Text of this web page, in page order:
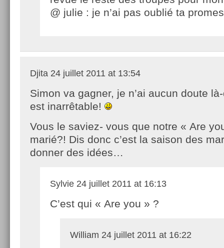
@ julie : je n’ai pas oublié ta
Djita 24 juillet 2011 at 13:54
Simon va gagner, je n’ai aucun doute
est inarrêtable!
Vous le saviez- vous que notre « Are
marié?! Dis donc c’est la saison des
donner des idées…
Sylvie 24 juillet 2011 at 16:13
C’est qui « Are you » ?
William 24 juillet 2011 at 16:22